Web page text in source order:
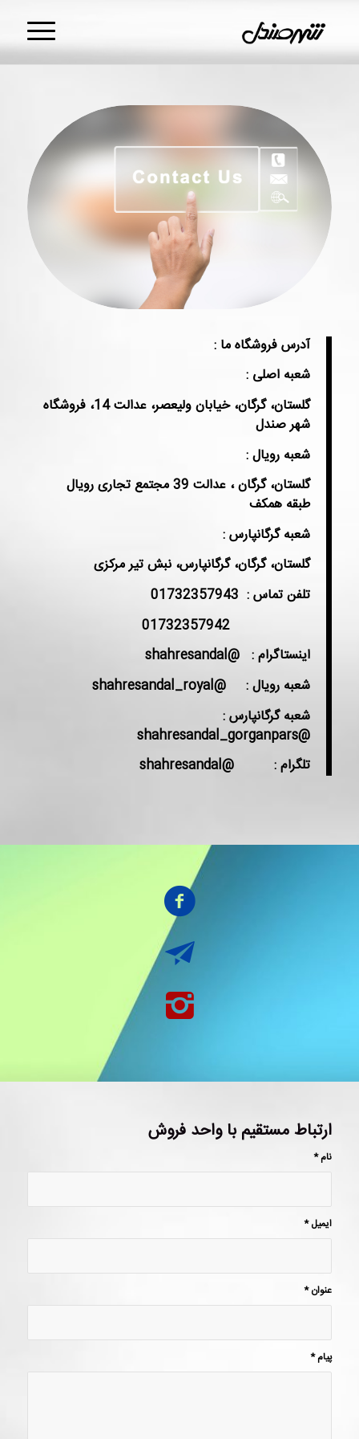
آدرس فروشگاه ما :
شعبه اصلی :
گلستان، گرگان، خیابان ولیعصر، عدالت 14، فروشگاه
شهر صندل
شعبه رویال :
گلستان، گرگان ، عدالت 39 مجتمع تجاری رویال
طبقه همکف
شعبه گرگانپارس :
گلستان، گرگان، گرگانپارس، نبش تیر مرکزی
تلفن تماس : 01732357943
اینستاگرام : @shahresandal
شعبه رویال : @shahresandal_royal
شعبه گرگانپارس :
@shahresandal_gorganpars
تلگرام : @shahresandal
ارتباط مستقیم با واحد فروش
نام*
ایمیل*
عنوان*
پیام*